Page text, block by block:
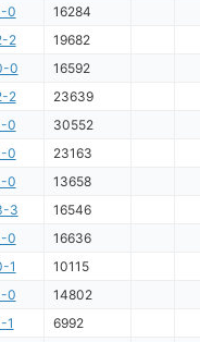
0 16284
2 19682
0 16592
2 23639
0 30552
0 23163
0 13658
3 16546
0 16636
1 10115
0 14802
1 6992